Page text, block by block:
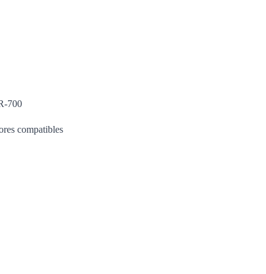
700
compatibles